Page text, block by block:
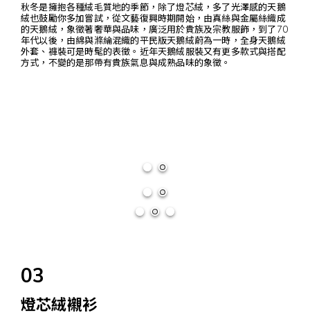
秋冬是擁抱各種絨毛質地的季節，除了燈芯絨，多了光澤感的天鵝
絨也鼓勵你多加嘗試，從文藝復興時期開始，由真絲與金屬絲織成
的天鵝絨，象徵著奢華與品味，廣泛用於貴族及宗教服飾，到了70
年代以後，由綿與滌綸混織的平民版天鵝絨蔚為一時，全身天鵝絨
外套、褲裝可是時髦的表徵。近年天鵝絨服裝又有更多款式與搭配
方式，不變的是那帶有貴族氣息與成熟品味的象徵。
03
燈芯絨襯衫